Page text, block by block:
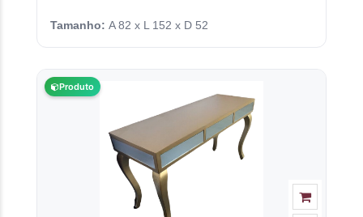
Tamanho: A 82 x L 152 x D 52
Produto